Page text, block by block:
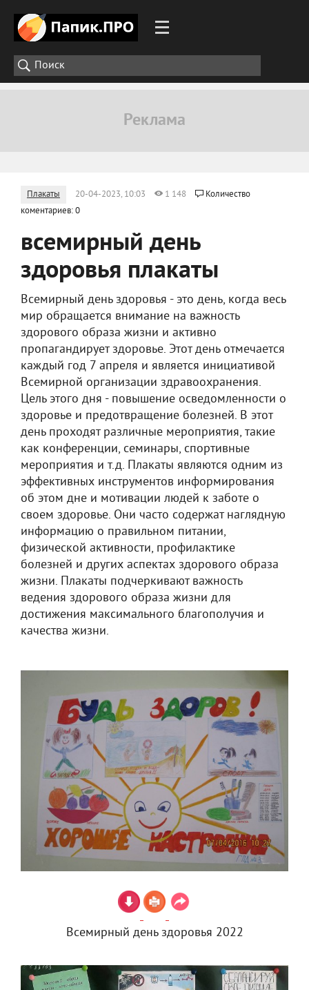
Плакаты 20-04-2023, 10:03 1 148
Количество
коментариев: 0
всемирный день
здоровья плакаты
Всемирный день здоровья - это день, когда весь
мир обращается внимание на важность
здорового образа жизни и активно
пропагандирует здоровье. Этот день отмечается
каждый год 7 апреля и является инициативой
Всемирной организации здравоохранения.
Цель этого дня - повышение осведомленности о
здоровье и предотвращение болезней. В этот
день проходят различные мероприятия, такие
как конференции, семинары, спортивные
мероприятия и т.д. Плакаты являются одним из
эффективных инструментов информирования
об этом дне и мотивации людей к заботе о
своем здоровье. Они часто содержат наглядную
информацию о правильном питании,
физической активности, профилактике
болезней и других аспектах здорового образа
жизни. Плакаты подчеркивают важность
ведения здорового образа жизни для
достижения максимального благополучия и
качества жизни.
Всемирный день здоровья 2022